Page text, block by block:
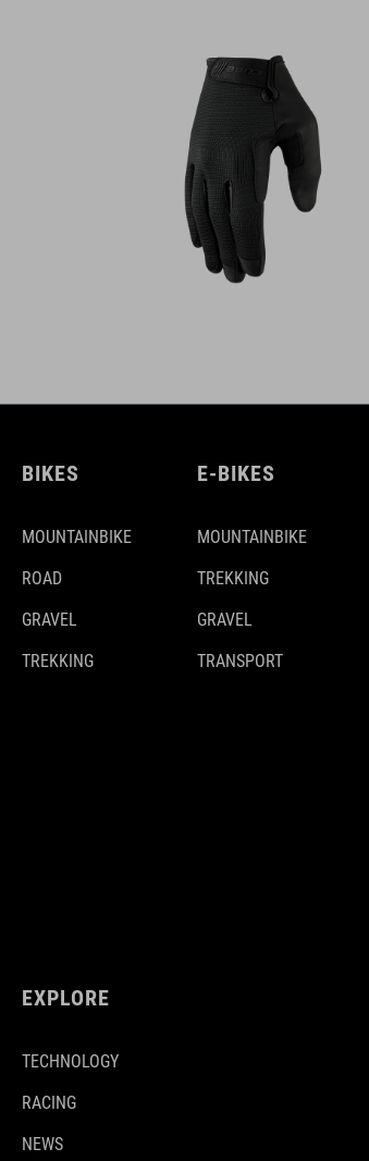
BIKES
MOUNTAINBIKE
ROAD
GRAVEL
TREKKING
E-BIKES
MOUNTAINBIKE
TREKKING
GRAVEL
TRANSPORT
EXPLORE
TECHNOLOGY
RACING
NEWS